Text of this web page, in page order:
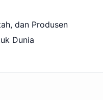
dan Produsen
Dunia